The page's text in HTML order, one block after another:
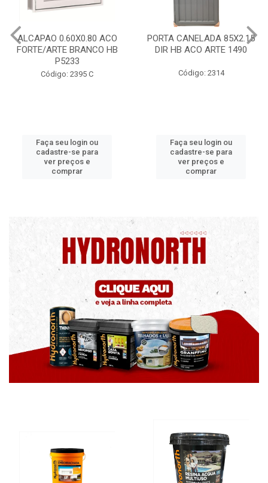
ALCAPAO 0.60X0.80 ACO
FORTE/ARTE BRANCO HB
P5233
Código: 2395 C
Faça seu login ou
cadastre-se para
ver preços e
comprar
PORTA CANELADA 85X2.15
DIR HB ACO ARTE 1490
Código: 2314
Faça seu login ou
cadastre-se para
ver preços e
comprar